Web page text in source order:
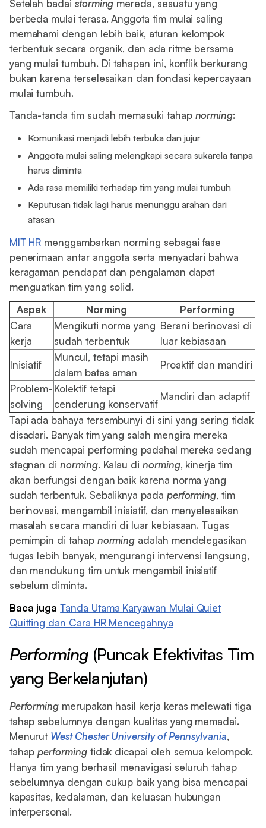
Setelah badai storming mereda, sesuatu yang
berbeda mulai terasa. Anggota tim mulai saling
memahami dengan lebih baik, aturan kelompok
terbentuk secara organik, dan ada ritme bersama
yang mulai tumbuh. Di tahapan ini, konflik berkurang
bukan karena terselesaikan dan fondasi kepercayaan
mulai tumbuh.
Tanda-tanda tim sudah memasuki tahap norming:
Komunikasi menjadi lebih terbuka dan jujur
Anggota mulai saling melengkapi secara sukarela tanpa
harus diminta
Ada rasa memiliki terhadap tim yang mulai tumbuh
Keputusan tidak lagi harus menunggu arahan dari
atasan
MIT HR menggambarkan norming sebagai fase
penerimaan antar anggota serta menyadari bahwa
keragaman pendapat dan pengalaman dapat
menguatkan tim yang solid.
Aspek
Norming
Performing
Cara
kerja
Mengikuti norma yang
sudah terbentuk
Berani berinovasi di
luar kebiasaan
Inisiatif
Muncul, tetapi masih
dalam batas aman
Proaktif dan mandiri
Problem-
solving
Kolektif tetapi
cenderung konservatif
Mandiri dan adaptif
Tapi ada bahaya tersembunyi di sini yang sering tidak
disadari. Banyak tim yang salah mengira mereka
sudah mencapai performing padahal mereka sedang
stagnan dinorming. Kalau dinorming, kinerja tim
akan berfungsi dengan baik karena norma yang
sudah terbentuk. Sebaliknya pada performing, tim
berinovasi, mengambil inisiatif, dan menyelesaikan
masalah secara mandiri di luar kebiasaan. Tugas
pemimpin di tahap norming adalah mendelegasikan
tugas lebih banyak, mengurangi intervensi langsung,
dan mendukung tim untuk mengambil inisiatif
sebelum diminta.
Baca juga Tanda Utama Karyawan Mulai Quiet
Quitting dan Cara HR Mencegahnya
Performing (Puncak Efektivitas Tim
yang Berkelanjutan)
Performing merupakan hasil kerja keras melewati tiga
tahap sebelumnya dengan kualitas yang memadai.
Menurut West Chester University of Pennsylvania,
tahapperformingtidak dicapai oleh semua kelompok.
Hanya tim yang berhasil menavigasi seluruh tahap
sebelumnya dengan cukup baik yang bisa mencapai
kapasitas, kedalaman, dan keluasan hubungan
interpersonal.